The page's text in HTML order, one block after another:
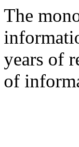
The
years of
of